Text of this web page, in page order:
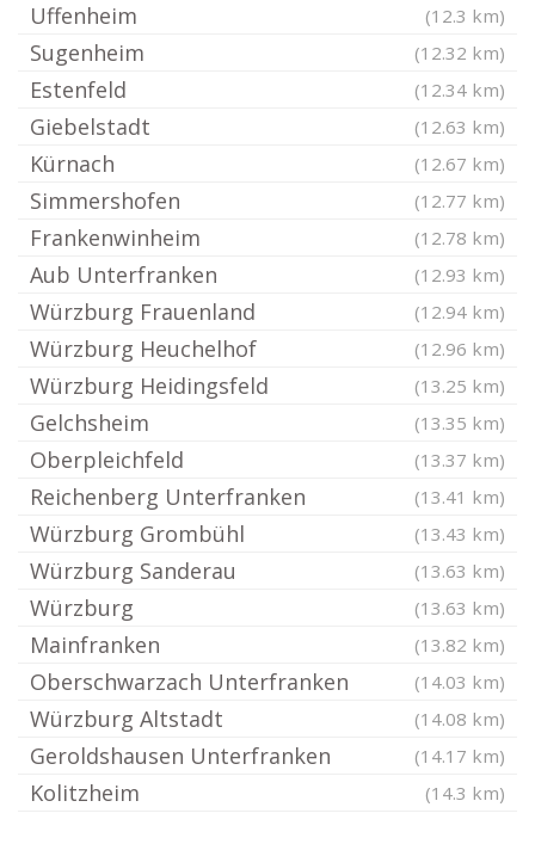
Uffenheim (12.3 km)
Sugenheim (12.32 km)
Estenfeld (12.34 km)
Giebelstadt (12.63 km)
Kürnach (12.67 km)
Simmershofen (12.77 km)
Frankenwinheim (12.78 km)
Aub Unterfranken (12.93 km)
Würzburg Frauenland (12.94 km)
Würzburg Heuchelhof (12.96 km)
Würzburg Heidingsfeld (13.25 km)
Gelchsheim (13.35 km)
Oberpleichfeld (13.37 km)
Reichenberg Unterfranken (13.41 km)
Würzburg Grombühl (13.43 km)
Würzburg Sanderau (13.63 km)
Würzburg (13.63 km)
Mainfranken (13.82 km)
Oberschwarzach Unterfranken (14.03 km)
Würzburg Altstadt (14.08 km)
Geroldshausen Unterfranken (14.17 km)
Kolitzheim (14.3 km)